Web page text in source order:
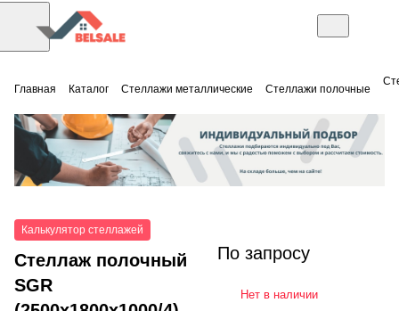
Главная Каталог Стеллажи металлические Стеллажи полочные
Калькулятор стеллажей
Стеллаж полочный
SGR
По запросу
Нет в наличии